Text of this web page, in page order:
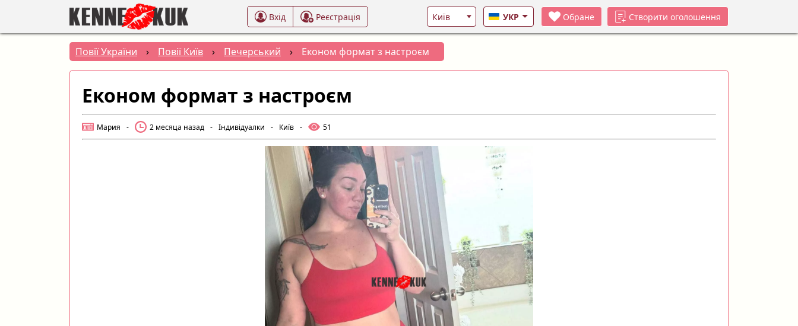
Вхід Реєстрація УКР Обране Створити оголошення
Повії України › Повії Київ › Печерський › Економ формат з настроєм
Економ формат з настроєм
Мария - 2 месяца назад - Індивідуалки - Київ - 51